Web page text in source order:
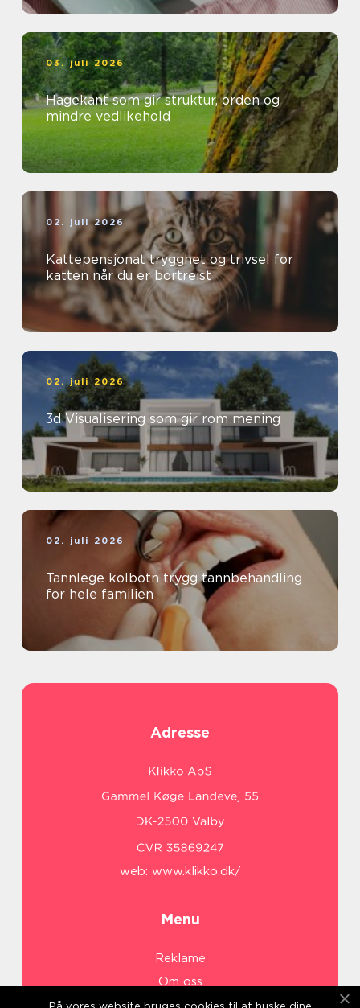
03. juli 2026
Hagekant som gir struktur, orden og
mindre vedlikehold
02. juli 2026
Kattepensjonat trygghet og trivsel for
katten når du er bortreist
02. juli 2026
3d Visualisering som gir rom mening
02. juli 2026
Tannlege kolbotn trygg tannbehandling
for hele familien
Adresse
web: www.klikko.dk/
Menu
Reklame
Om oss
Cookies